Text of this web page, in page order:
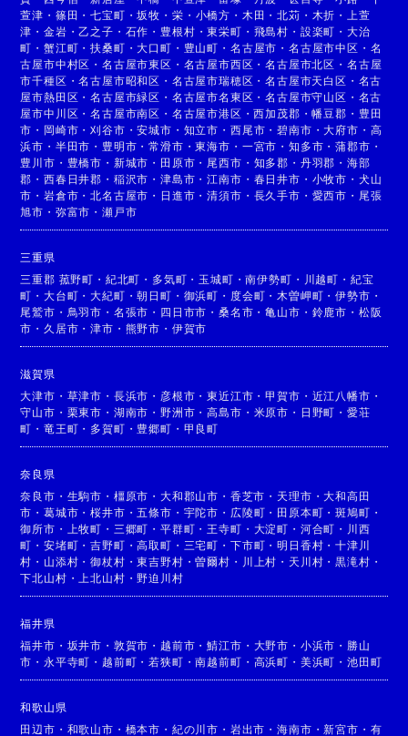
萱津 ・ 篠田 ・七宝町 ・坂牧 ・ 栄 ・ 小橋方 ・ 木田 ・北苅 ・ 木折 ・
上萱
津 ・金岩 ・乙之子 ・ 石作 ・ 豊根村 ・東栄町 ・ 飛島村 ・ 設楽町 ・ 大治
町 ・蟹江町 ・扶桑町 ・大口町 ・ 豊山町 ・ 名古屋市 ・ 名古屋市中区 ・ 名
古屋市中村区 ・名古屋市東区 ・ 名古屋市西区 ・名古屋市北区 ・ 名古屋
市千種区 ・名古屋市昭和区 ・ 名古屋市瑞穂区 ・名古屋市天白区 ・ 名古
屋市熱田区 ・名古屋市緑区 ・ 名古屋市名東区 ・名古屋市守山区 ・ 名古
屋市中川区 ・名古屋市南区 ・ 名古屋市港区 ・西加茂郡 ・幡豆郡 ・ 豊田
市 ・ 岡崎市 ・刈谷市 ・安城市 ・ 知立市 ・ 西尾市 ・碧南市 ・大府市 ・ 高
浜市 ・ 半田市 ・ 豊明市 ・常滑市 ・東海市 ・ 一宮市 ・ 知多市 ・蒲郡市 ・
豊川市 ・ 豊橋市 ・ 新城市 ・ 田原市 ・ 尾西市 ・ 知多郡 ・ 丹羽郡 ・ 海部
郡 ・西春日井郡 ・ 稲沢市 ・津島市 ・江南市 ・ 春日井市 ・ 小牧市 ・ 犬山
市 ・岩倉市 ・北名古屋市 ・ 日進市 ・清須市 ・ 長久手市 ・ 愛西市 ・ 尾張
旭市 ・ 弥富市 ・瀬戸市
三重県
三重郡 菰野町 ・ 紀北町 ・ 多気町 ・ 玉城町 ・南伊勢町 ・ 川越町 ・ 紀宝
町 ・大台町 ・大紀町 ・朝日町 ・ 御浜町 ・ 度会町 ・ 木曽岬町 ・伊勢市 ・
尾鷲市 ・ 鳥羽市 ・ 名張市 ・ 四日市市 ・桑名市 ・亀山市 ・ 鈴鹿市 ・ 松阪
市 ・ 久居市 ・津市 ・ 熊野市 ・ 伊賀市
滋賀県
大津市 ・ 草津市 ・ 長浜市 ・ 彦根市 ・東近江市 ・甲賀市 ・ 近江八幡市 ・
守山市 ・ 栗東市 ・ 湖南市 ・野洲市 ・高島市 ・ 米原市 ・ 日野町 ・ 愛荘
町 ・竜王町 ・ 多賀町 ・ 豊郷町 ・ 甲良町
奈良県
奈良市 ・ 生駒市 ・ 橿原市 ・大和郡山市 ・ 香芝市 ・ 天理市 ・大和高田
市 ・葛城市 ・桜井市 ・五條市 ・ 宇陀市 ・ 広陵町 ・ 田原本町 ・斑鳩町 ・
御所市 ・ 上牧町 ・ 三郷町 ・平群町 ・ 王寺町 ・ 大淀町 ・ 河合町 ・ 川西
町 ・安堵町 ・吉野町 ・高取町 ・ 三宅町 ・ 下市町 ・明日香村 ・十津川
村 ・ 山添村 ・御杖村 ・東吉野村 ・曽爾村 ・ 川上村 ・ 天川村 ・黒滝村 ・
下北山村 ・ 上北山村 ・野迫川村
福井県
福井市 ・ 坂井市 ・ 敦賀市 ・ 越前市 ・鯖江市 ・ 大野市 ・ 小浜市 ・ 勝山
市 ・永平寺町 ・ 越前町 ・若狭町 ・南越前町 ・ 高浜町 ・ 美浜町 ・ 池田町
和歌山県
田辺市 ・ 和歌山市 ・ 橋本市 ・ 紀の川市 ・ 岩出市 ・海南市 ・新宮市 ・ 有